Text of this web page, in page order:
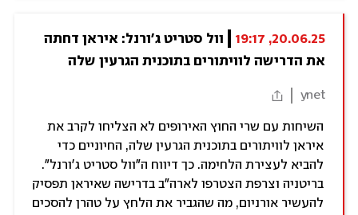
20.06.25, 19:17
את הדרישה לוויתורים בתוכנית הגרעין שלה
ynet
השיחות עם שרי החוץ האירופים לא הצליחו לקרב את
איראן לוויתורים בתוכנית הגרעין שלה, החיוניים כדי
להביא לעצירת הלחימה. כך דיווח ה"וול סטריט ג'ורנל".
בריטניה וצרפת הצטרפו לארה"ב בדרישה שאיראן תפסיק
להעשיר אורניום, מה שהגביר את הלחץ על טהרן להסכים